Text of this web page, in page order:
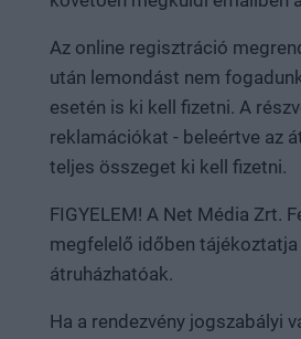
Az online regisztráció
után lemondást nem
esetén is ki kell fizetni. A
reklamációkat - beleértve az
teljes összeget ki kell fizetni.
FIGYELEM! A Net Média Zrt.
megfelelő időben
átruházhatóak.
Ha a rendezvény jogszabályi